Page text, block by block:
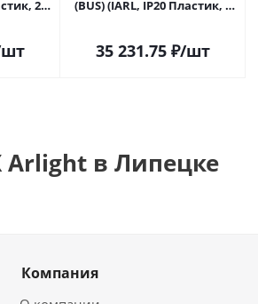
2
(BUS) (IARL, IP20 Пластик, 2
35 231.75₽/шт
Arlight в Липецке
Компания